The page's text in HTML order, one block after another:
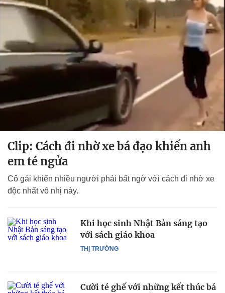
Clip: Cách đi nhờ xe bá đạo khiến anh
em té ngửa
Cô gái khiến nhiều người phải bất ngờ với cách đi nhờ xe
độc nhất vô nhị này.
THỊ TRƯỜNG
Khi học sinh Nhật Bản sáng tạo
với sách giáo khoa
Cười té ghế với những kết thúc bá